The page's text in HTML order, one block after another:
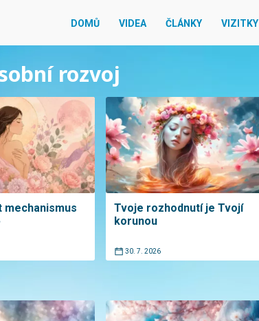
DOMŮ VIDEA ČLÁNKY VIZITKY
rozvoj
mechanismus
Tvoje rozhodnutí je Tvojí
korunou
30. 7. 2026